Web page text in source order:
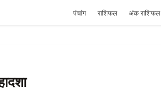
पंचांग राशिफल अंक राशिफल